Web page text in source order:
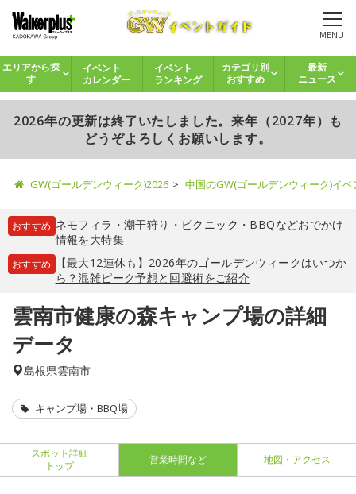
MENU
エリアから探
す
イベント
カレンダー
イベント
ランキング
カテゴリ別
おすすめ
最新
ニュース
2026年の更新は終了いたしました。来年（2027年）も
どうぞよろしくお願いします。
GW(ゴールデンウィーク)2026 中国のGW(ゴールデンウィーク)イ
おすすめ ネモフィラ ・ 潮干狩り ・ ピクニック ・ BBQなどおでかけ
情報を大特集
おすすめ
【最大12連休も】2026年のゴールデンウィークはいつか
ら？混雑ピーク予想と回避術をご紹介
雲南市健康の森キャンプ場の詳細
データ
島根県雲南市
キャンプ場・BBQ場
スポット詳細
トップ
営業時間など 地図・アクセス